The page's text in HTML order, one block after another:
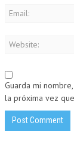
Guarda mi
la próxima vez